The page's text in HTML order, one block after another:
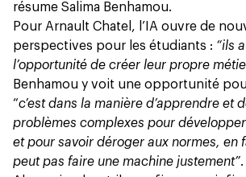
résume Salima Benhamou.
Pour Arnault Chatel, l’IA ouvre de
perspectives pour les étudiants : “ils
l’opportunité de créer leur propre
Benhamou y voit une opportunité
“c’est dans la manière d’apprendre et
problèmes complexes pour
et pour savoir déroger aux normes, en
peut pas faire une machine justement”.